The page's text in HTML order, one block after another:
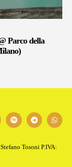
Parco della
Tosoni P.IVA: